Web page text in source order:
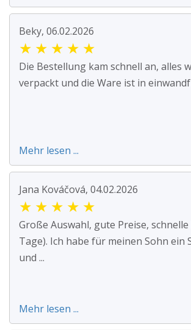
Beky, 06.02.2026
★ ★ ★ ★ ★
Die Bestellung kam schnell an, alles
verpackt und die Ware ist in
Mehr lesen ...
Jana Kováčová, 04.02.2026
★ ★ ★ ★ ★
Große Auswahl, gute Preise,
Tage). Ich habe für meinen Sohn ein
und ...
Mehr lesen ...